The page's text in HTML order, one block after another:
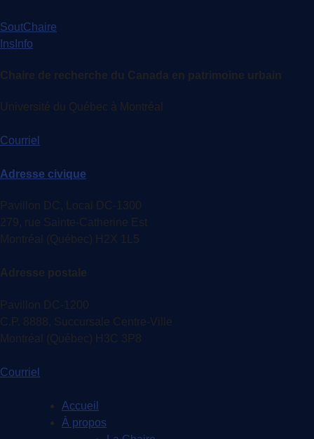
SoutChaire
InsInfo
Chaire de recherche du Canada en patrimoine urbain
Université du Québec à Montréal
Courriel
Adresse civique
Pavillon DC, Local DC-1300
279, rue Sainte-Catherine Est
Montréal (Québec) H2X 1L5
Adresse postale
Pavillon DC-1200
C.P. 8888, Succursale Centre-Ville
Montréal (Québec) H3C 3P8
Courriel
Accueil
À propos